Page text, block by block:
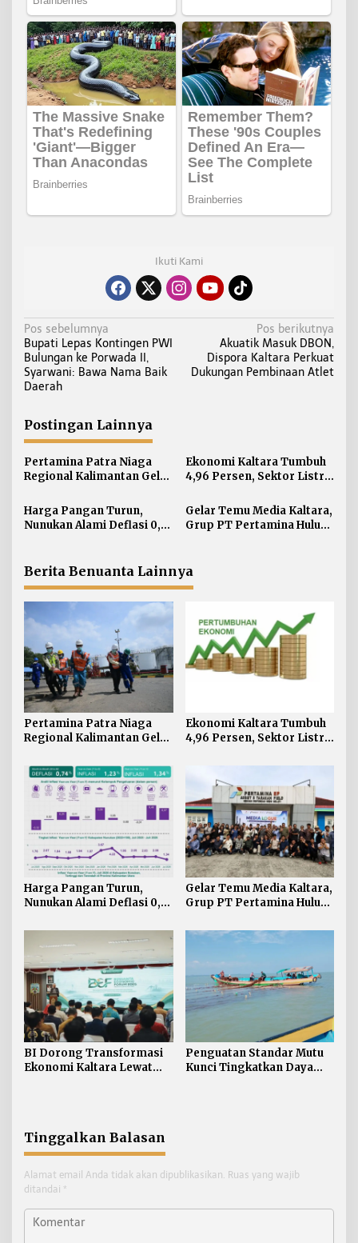
Ikuti Kami
N
a
v
i
a
s
i
p
o
s
Pos sebelumnya
Bupati Lepas Kontingen PWI
Bulungan ke Porwada II,
Syarwani: Bawa Nama Baik
Daerah
Pos berikutnya
Akuatik Masuk DBON,
Dispora Kaltara Perkuat
Dukungan Pembinaan Atlet
Postingan Lainnya
Pertamina Patra Niaga
Regional Kalimantan Gelar
Fuel Terminal Tarakan
Ekonomi Kaltara Tumbuh
4,96 Persen, Sektor Listrik
Harga Pangan Turun,
Nunukan Alami Deflasi 0,74
Gelar Temu Media Kaltara,
Grup PT Pertamina Hulu
Tentang Industri Hulu
Migas
Berita Benuanta Lainnya
Pertamina Patra Niaga
Regional Kalimantan Gelar
Fuel Terminal Tarakan
Ekonomi Kaltara Tumbuh
4,96 Persen, Sektor Listrik
Harga Pangan Turun,
Nunukan Alami Deflasi 0,74
Gelar Temu Media Kaltara,
Grup PT Pertamina Hulu
Komunikasi Publik
Tentang Industri Hulu
Migas
BI Dorong Transformasi
Ekonomi Kaltara Lewat
Penguatan Standar Mutu
Kunci Tingkatkan Daya
Tinggalkan Balasan
Alamat email Anda tidak akan dipublikasikan. Ruas yang wajib
ditandai *